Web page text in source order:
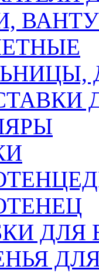
ДЛЯ